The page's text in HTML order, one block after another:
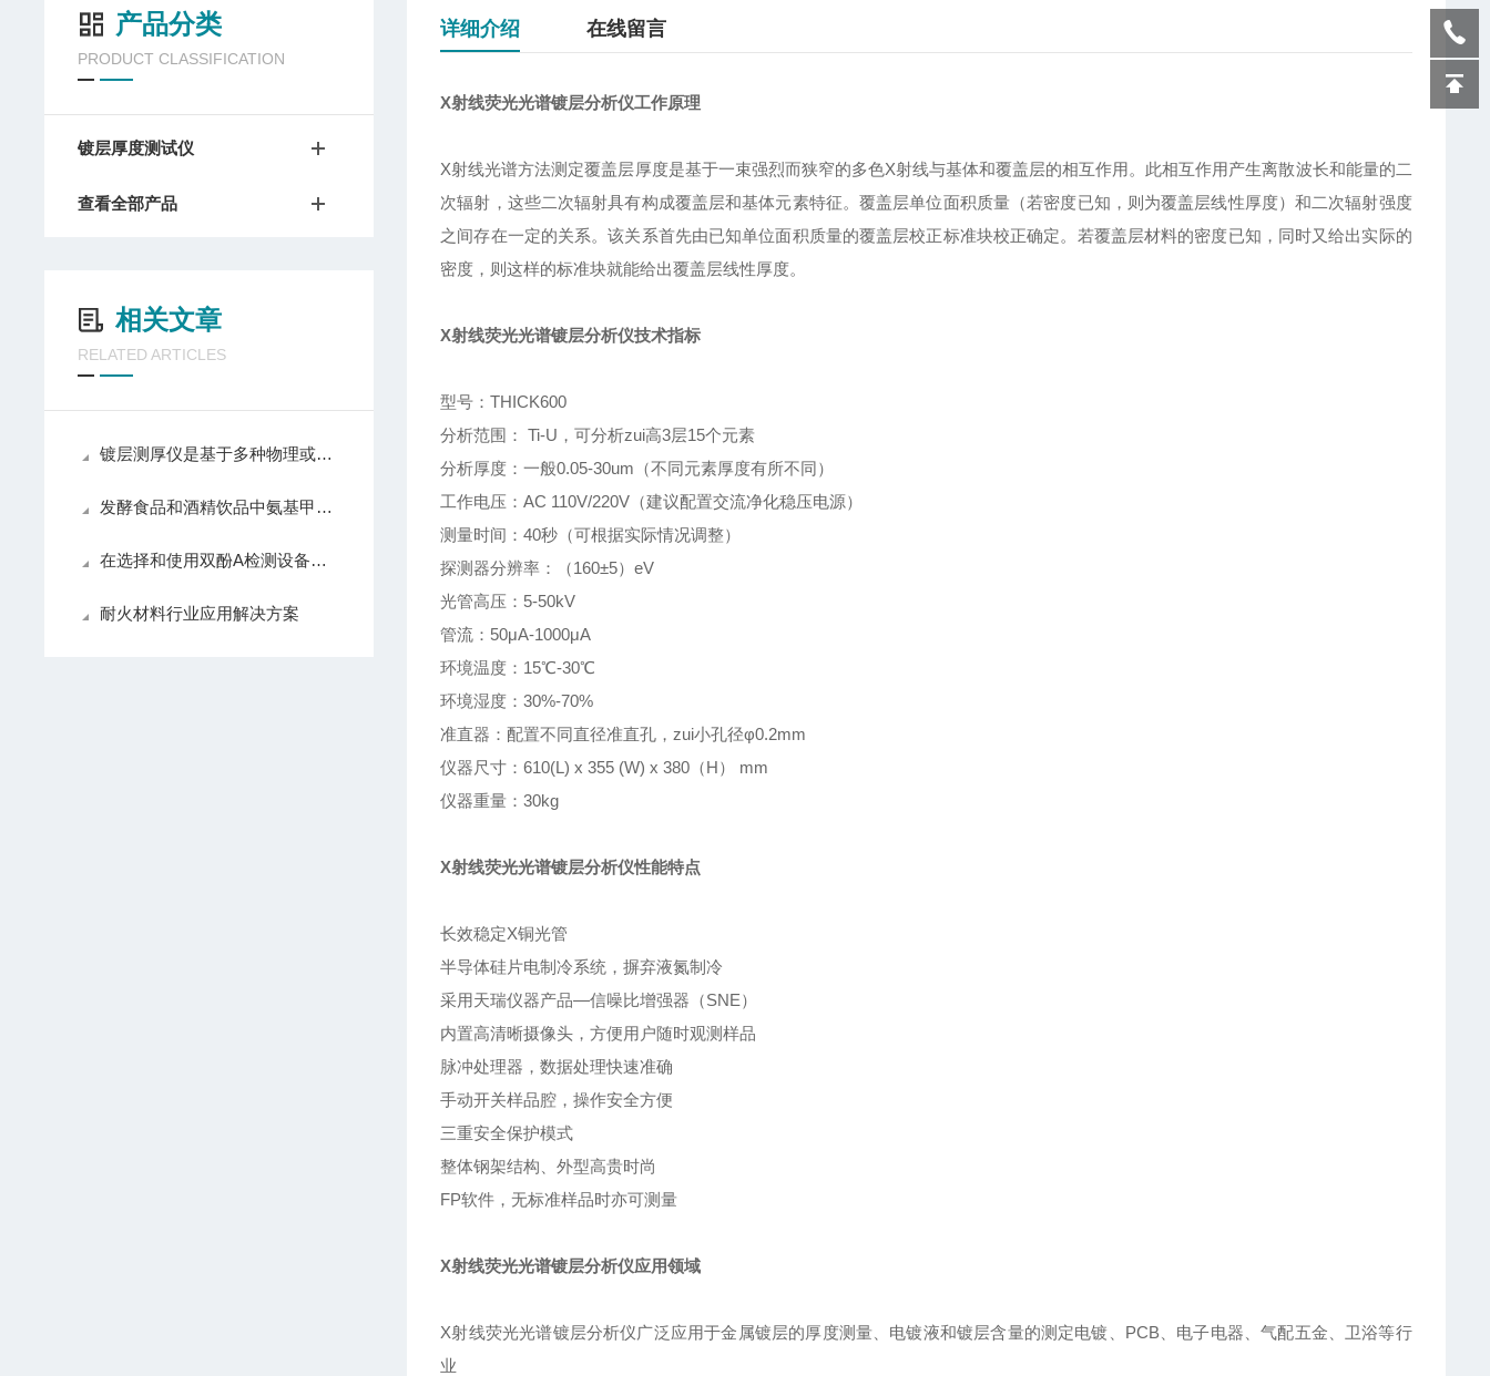
产品分类
PRODUCT CLASSIFICATION
镀层厚度测试仪
查看全部产品
相关文章
RELATED ARTICLES
镀层测厚仪是基于多种物理或化学原理设计的
发酵食品和酒精饮品中氨基甲酸乙酯检测方案
在选择和使用双酚A检测设备时，需要注意以下几点
耐火材料行业应用解决方案
详细介绍 在线留言
X射线荧光光谱镀层分析仪工作原理
X射线光谱方法测定覆盖层厚度是基于一束强烈而狭窄的多色X射线与基体和覆盖层的相互作用。此相互作用产生离散波长和能量的二
次辐射，这些二次辐射具有构成覆盖层和基体元素特征。覆盖层单位面积质量（若密度已知，则为覆盖层线性厚度）和二次辐射强度
之间存在一定的关系。该关系首先由已知单位面积质量的覆盖层校正标准块校正确定。若覆盖层材料的密度已知，同时又给出实际的
密度，则这样的标准块就能给出覆盖层线性厚度。
X射线荧光光谱镀层分析仪技术指标
型号：THICK600
分析范围： Ti-U，可分析zui高3层15个元素
分析厚度：一般0.05-30um（不同元素厚度有所不同）
工作电压：AC 110V/220V（建议配置交流净化稳压电源）
测量时间：40秒（可根据实际情况调整）
探测器分辨率：（160±5）eV
光管高压：5-50kV
管流：50μA-1000μA
环境温度：15℃-30℃
环境湿度：30%-70%
准直器：配置不同直径准直孔，zui小孔径φ0.2mm
仪器尺寸：610(L) x 355 (W) x 380（H） mm
仪器重量：30kg
X射线荧光光谱镀层分析仪性能特点
长效稳定X铜光管
半导体硅片电制冷系统，摒弃液氮制冷
采用天瑞仪器产品—信噪比增强器（SNE）
内置高清晰摄像头，方便用户随时观测样品
脉冲处理器，数据处理快速准确
手动开关样品腔，操作安全方便
三重安全保护模式
整体钢架结构、外型高贵时尚
FP软件，无标准样品时亦可测量
X射线荧光光谱镀层分析仪应用领域
X射线荧光光谱镀层分析仪广泛应用于金属镀层的厚度测量、电镀液和镀层含量的测定电镀、PCB、电子电器、气配五金、卫浴等行
业